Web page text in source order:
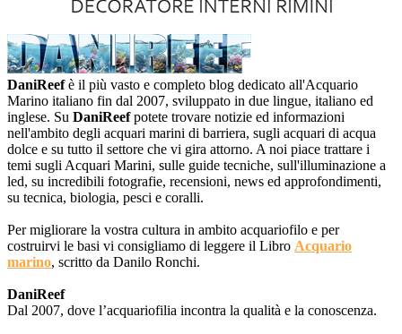
DaniReefè il più vasto e completo blog dedicato all'Acquario
Marino italiano fin dal 2007, sviluppato in due lingue, italiano ed
inglese. Su DaniReefpotete trovare notizie ed informazioni
nell'ambito degli acquari marini di barriera, sugli acquari di acqua
dolce e su tutto il settore che vi gira attorno. A noi piace trattare i
temi sugli Acquari Marini, sulle guide tecniche, sull'illuminazione a
led, su incredibili fotografie, recensioni, news ed approfondimenti,
su tecnica, biologia, pesci e coralli.
Per migliorare la vostra cultura in ambito acquariofilo e per
costruirvi le basi vi consigliamo di leggere il Libro Acquario
marino, scritto da Danilo Ronchi.
DaniReef
Dal 2007, dove l’acquariofilia incontra la qualità e la conoscenza.